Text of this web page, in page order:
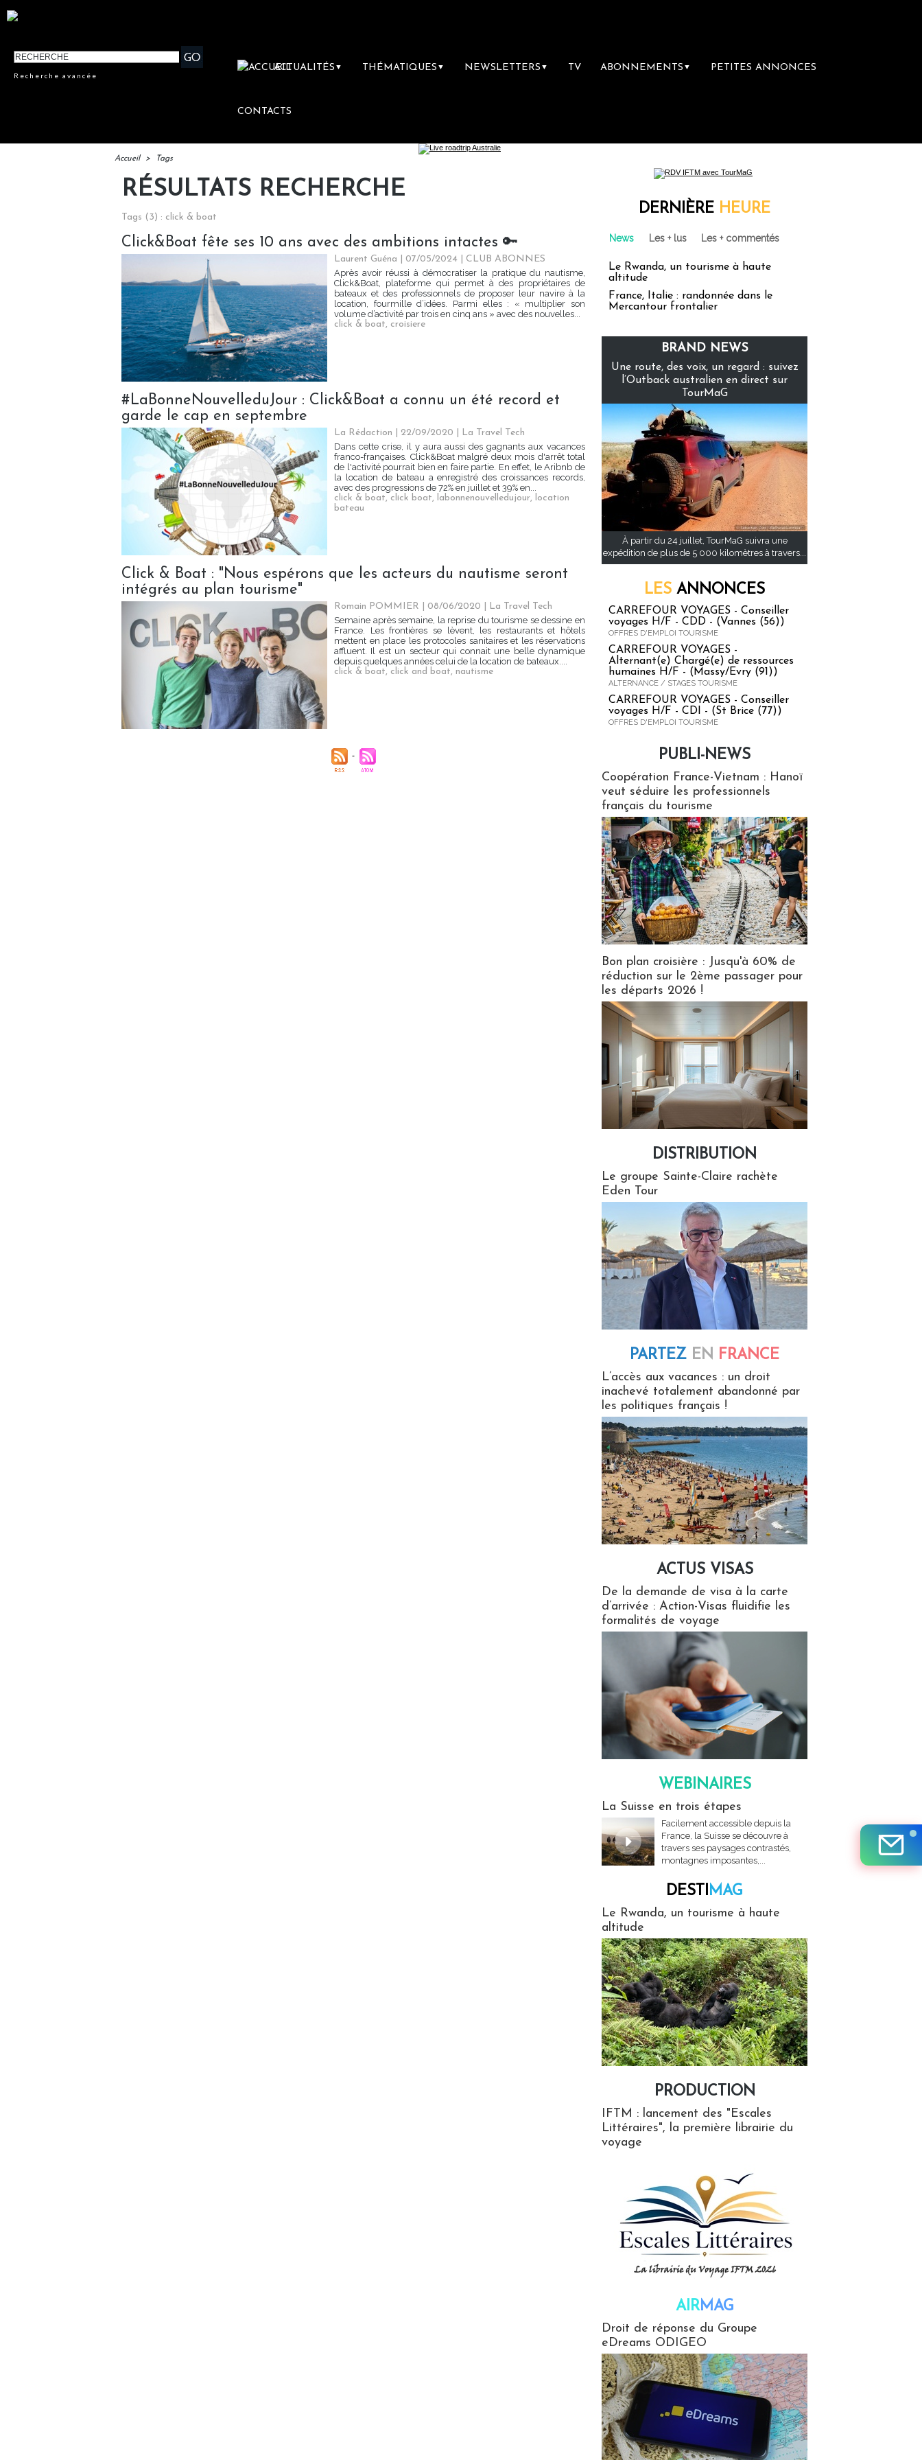
Recherche avancée
ACTUALITÉS ▼ THÉMATIQUES ▼ NEWSLETTERS ▼ TV ABONNEMENTS ▼ PETITES ANNONCES
CONTACTS
Accueil > Tags
RÉSULTATS RECHERCHE
Tags (3) : click & boat
Click&Boat fête ses 10 ans avec des ambitions intactes 🔑
Laurent Guéna | 07/05/2024
CLUB ABONNES
Après avoir réussi à démocratiser la pratique du nautisme,
Click&Boat, plateforme qui permet à des propriétaires de
bateaux et des professionnels de proposer leur navire à la
location, fourmille d’idées. Parmi elles : « multiplier son
volume d’activité par trois en cinq ans » avec des nouvelles...
click & boat, croisiere
#LaBonneNouvelleduJour : Click&Boat a connu un été record et
garde le cap en septembre
La Rédaction | 22/09/2020
La Travel Tech
Dans cette crise, il y aura aussi des gagnants aux vacances
franco-françaises. Click&Boat malgré deux mois d'arrêt total
de l'activité pourrait bien en faire partie. En effet, le Aribnb de
la location de bateau a enregistré des croissances records,
avec des progressions de 72% en juillet et 39% en...
click & boat, click boat, labonnenouvelledujour, location
bateau
Click & Boat : "Nous espérons que les acteurs du nautisme seront
intégrés au plan tourisme"
Romain POMMIER | 08/06/2020
La Travel Tech
Semaine après semaine, la reprise du tourisme se dessine en
France. Les frontières se lèvent, les restaurants et hôtels
mettent en place les protocoles sanitaires et les réservations
affluent. Il est un secteur qui connait une belle dynamique
depuis quelques années celui de la location de bateaux....
click & boat, click and boat, nautisme
DERNIÈRE HEURE
News Les + lus Les + commentés
Le Rwanda, un tourisme à haute
altitude
France, Italie : randonnée dans le
Mercantour frontalier
BRAND NEWS
Une route, des voix, un regard : suivez
l’Outback australien en direct sur
TourMaG
À partir du 24 juillet, TourMaG suivra une
expédition de plus de 5 000 kilomètres à travers...
LES ANNONCES
CARREFOUR VOYAGES - Conseiller
voyages H/F - CDD - (Vannes (56))
OFFRES D'EMPLOI TOURISME
CARREFOUR VOYAGES -
Alternant(e) Chargé(e) de ressources
humaines H/F - (Massy/Evry (91))
ALTERNANCE / STAGES TOURISME
CARREFOUR VOYAGES - Conseiller
voyages H/F - CDI - (St Brice (77))
OFFRES D'EMPLOI TOURISME
PUBLI-NEWS
Coopération France-Vietnam : Hanoï
veut séduire les professionnels
français du tourisme
Bon plan croisière : Jusqu'à 60% de
réduction sur le 2ème passager pour
les départs 2026 !
DISTRIBUTION
Le groupe Sainte-Claire rachète
Eden Tour
PARTEZ EN FRANCE
L’accès aux vacances : un droit
inachevé totalement abandonné par
les politiques français !
ACTUS VISAS
De la demande de visa à la carte
d’arrivée : Action-Visas fluidifie les
formalités de voyage
WEBINAIRES
La Suisse en trois étapes
Facilement accessible depuis la
France, la Suisse se découvre à
travers ses paysages contrastés,
montagnes imposantes,...
DESTIMAG
Le Rwanda, un tourisme à haute
altitude
PRODUCTION
IFTM : lancement des "Escales
Littéraires", la première librairie du
voyage
AIRMAG
Droit de réponse du Groupe
eDreams ODIGEO